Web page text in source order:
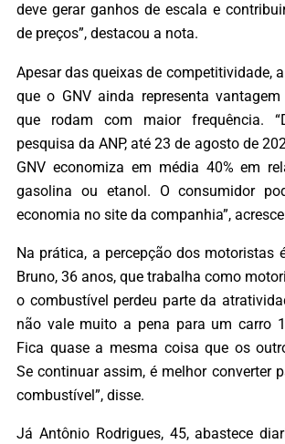
deve gerar ganhos de escala e
de preços”, destacou a nota.
Apesar das queixas de competitividade,
que o GNV ainda representa
que rodam com maior frequência.
pesquisa da ANP, até 23 de agosto de
GNV economiza em média 40% em
gasolina ou etanol. O consumidor
economia no site da companhia”,
Na prática, a percepção dos motoristas
Bruno, 36 anos, que trabalha como
o combustível perdeu parte da
não vale muito a pena para um carro
Fica quase a mesma coisa que os
Se continuar assim, é melhor converter
combustível”, disse.
Já Antônio Rodrigues, 45, abastece